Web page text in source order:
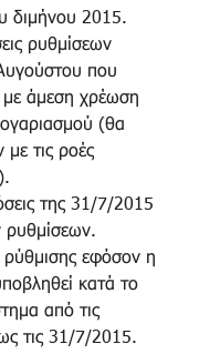
διμήνου 2015.
ρυθμίσεων
που
με άμεση χρέωση
(θα
τις ροές
της 31/7/2015
ρυθμίσεων.
εφόσον η
κατά το
από τις
τις 31/7/2015.